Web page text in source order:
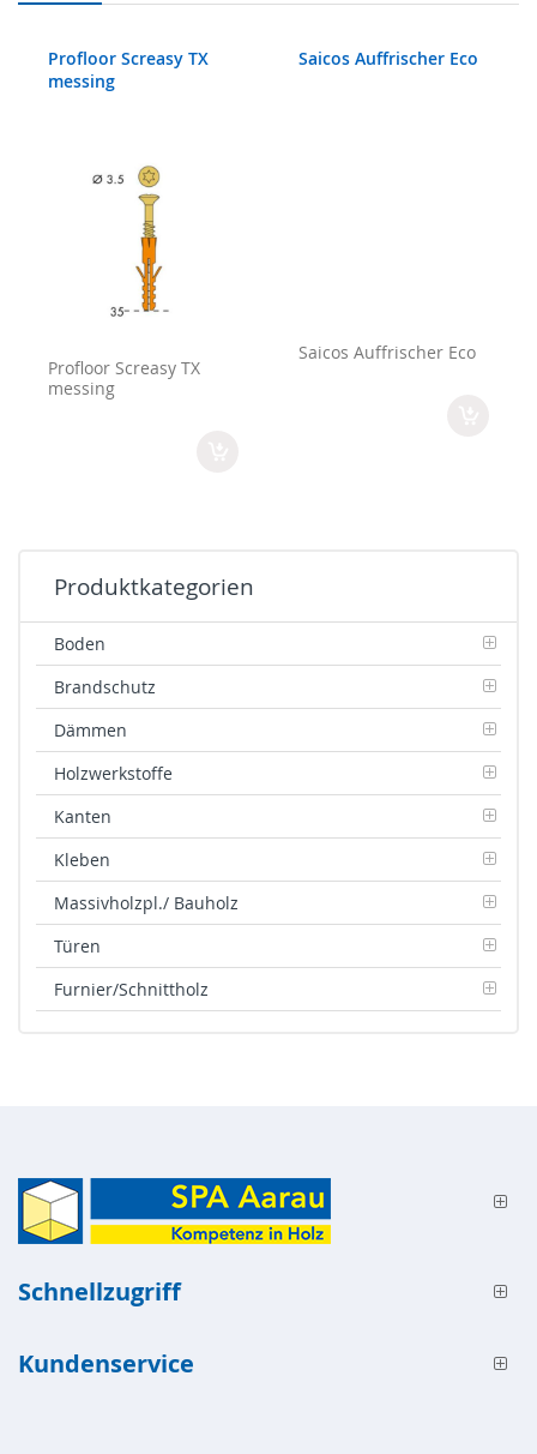
Profloor Screasy TX
messing
Profloor Screasy TX
messing
Saicos Auffrischer Eco
Produktkategorien
Boden
Brandschutz
Dämmen
Holzwerkstoffe
Kanten
Kleben
Massivholzpl./ Bauholz
Türen
Furnier/Schnittholz
Schnellzugriff
Kundenservice